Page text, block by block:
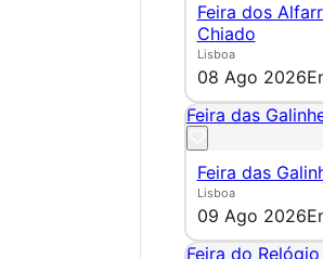
Feira dos
Chiado
Lisboa
08 Ago 2026
Feira das
Feira das
Lisboa
09 Ago 2026
Feira do Relógio